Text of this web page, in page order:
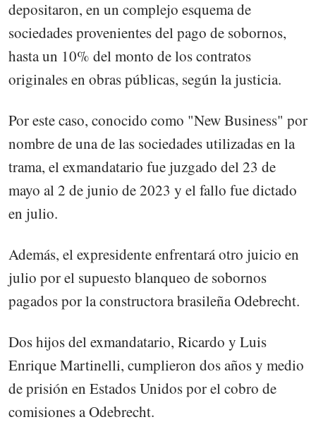
depositaron, en un complejo esquema de
sociedades provenientes del pago de sobornos,
hasta un 10% del monto de los contratos
originales en obras públicas, según la justicia.
Por este caso, conocido como "New Business" por
nombre de una de las sociedades utilizadas en la
trama, el exmandatario fue juzgado del 23 de
mayo al 2 de junio de 2023 y el fallo fue dictado
en julio.
Además, el expresidente enfrentará otro juicio en
julio por el supuesto blanqueo de sobornos
pagados por la constructora brasileña Odebrecht.
Dos hijos del exmandatario, Ricardo y Luis
Enrique Martinelli, cumplieron dos años y medio
de prisión en Estados Unidos por el cobro de
comisiones a Odebrecht.